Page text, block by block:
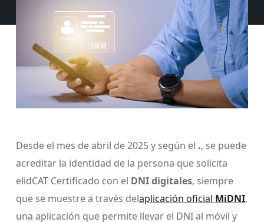
Desde el mes de abril de 2025 y según el ., se puede
acreditar la identidad de la persona que solicita
elidCAT Certificado con el DNI digitales, siempre
que se muestre a través delaplicación oficial MiDNI,
una aplicación que permite llevar el DNI al móvil y